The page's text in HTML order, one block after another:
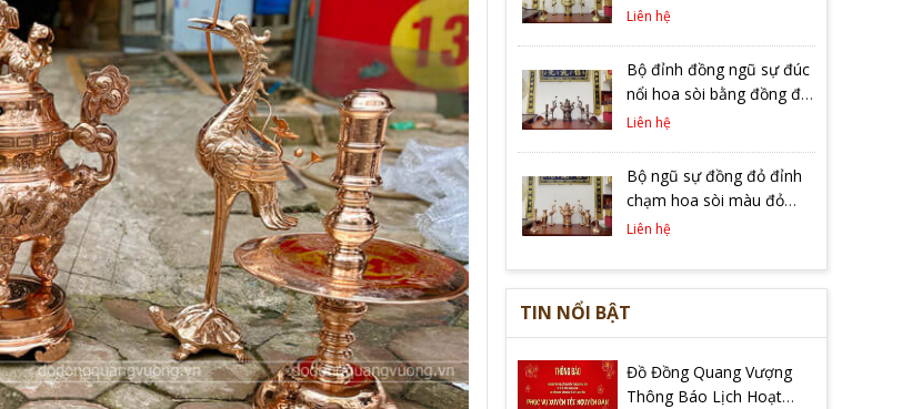
Đồng Cattut Đúc Liền Khối
Liên hệ
Bộ đỉnh đồng ngũ sự đúc
nổi hoa sòi bằng đồng đỏ
cao 60cm màu trầm cổ
Liên hệ
Bộ ngũ sự đồng đỏ đỉnh
chạm hoa sòi màu đỏ
mộc
Liên hệ
TIN NỔI BẬT
Đồ Đồng Quang Vượng
Thông Báo Lịch Hoạt